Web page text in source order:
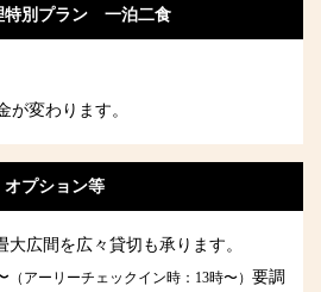
特別プラン 一泊二食
が変わります。
オプション等
大広間を広々貸切も承ります。
（アーリーチェックイン時：13時〜） 要調